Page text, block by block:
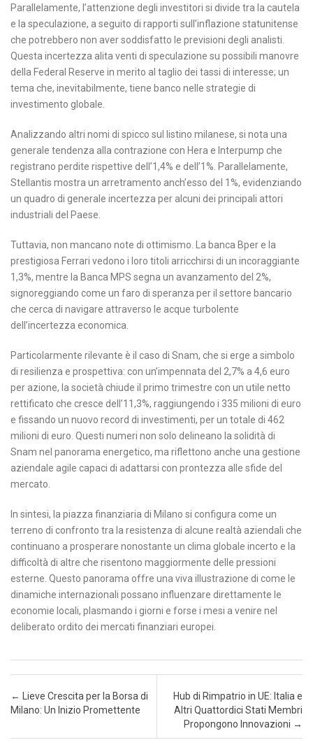
Parallelamente, l’attenzione degli investitori si divide tra la cautela
e la speculazione, a seguito di rapporti sull’inflazione statunitense
che potrebbero non aver soddisfatto le previsioni degli analisti.
Questa incertezza alita venti di speculazione su possibili manovre
della Federal Reserve in merito al taglio dei tassi di interesse; un
tema che, inevitabilmente, tiene banco nelle strategie di
investimento globale.
Analizzando altri nomi di spicco sul listino milanese, si nota una
generale tendenza alla contrazione con Hera e Interpump che
registrano perdite rispettive dell’1,4% e dell’1%. Parallelamente,
Stellantis mostra un arretramento anch’esso del 1%, evidenziando
un quadro di generale incertezza per alcuni dei principali attori
industriali del Paese.
Tuttavia, non mancano note di ottimismo. La banca Bper e la
prestigiosa Ferrari vedono i loro titoli arricchirsi di un incoraggiante
1,3%, mentre la Banca MPS segna un avanzamento del 2%,
signoreggiando come un faro di speranza per il settore bancario
che cerca di navigare attraverso le acque turbolente
dell’incertezza economica.
Particolarmente rilevante è il caso di Snam, che si erge a simbolo
di resilienza e prospettiva: con un’impennata del 2,7% a 4,6 euro
per azione, la società chiude il primo trimestre con un utile netto
rettificato che cresce dell’11,3%, raggiungendo i 335 milioni di euro
e fissando un nuovo record di investimenti, per un totale di 462
milioni di euro. Questi numeri non solo delineano la solidità di
Snam nel panorama energetico, ma riflettono anche una gestione
aziendale agile capaci di adattarsi con prontezza alle sfide del
mercato.
In sintesi, la piazza finanziaria di Milano si configura come un
terreno di confronto tra la resistenza di alcune realtà aziendali che
continuano a prosperare nonostante un clima globale incerto e la
difficoltà di altre che risentono maggiormente delle pressioni
esterne. Questo panorama offre una viva illustrazione di come le
dinamiche internazionali possano influenzare direttamente le
economie locali, plasmando i giorni e forse i mesi a venire nel
deliberato ordito dei mercati finanziari europei.
Post navigation
← Lieve Crescita per la Borsa di
Milano: Un Inizio Promettente
Hub di Rimpatrio in UE: Italia e
Altri Quattordici Stati Membri
Propongono Innovazioni →